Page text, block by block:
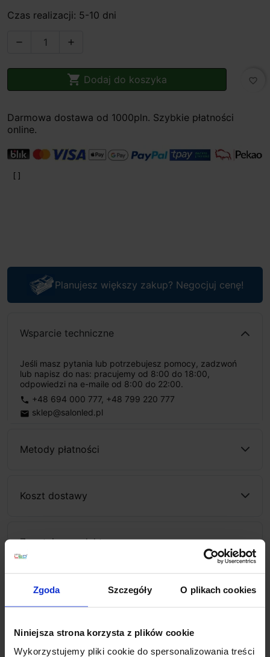
Zgoda Szczegóły O plikach cookies
Niniejsza strona korzysta z plików cookie
Wykorzystujemy pliki cookie do spersonalizowania treści
Czas realizacji: 5-10 dni
 
 Dodaj do koszyka favorite_border
Darmowa dostawa od 1000pln. Szybkie płatności
online.
Planujesz większy zakup? Negocjuj cenę!
Wsparcie techniczne
Jeśli masz pytania lub potrzebujesz pomocy, zadzwoń
lub napisz do nas: pracujemy od 8:00 do 18:00,
odpowiedzi na e-maile od 8:00 do 22:00.
phone +48 694 000 777, +48 799 220 777
email sklep@salonled.pl
Metody płatności
Koszt dostawy
Zapytaj o produkt
SLV NOBLO SPOT zestaw szyny + 3 reflektory
1007674, 1007673 2m
Z zestawem systemu